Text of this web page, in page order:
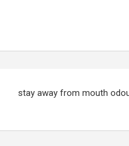
stay away from mouth